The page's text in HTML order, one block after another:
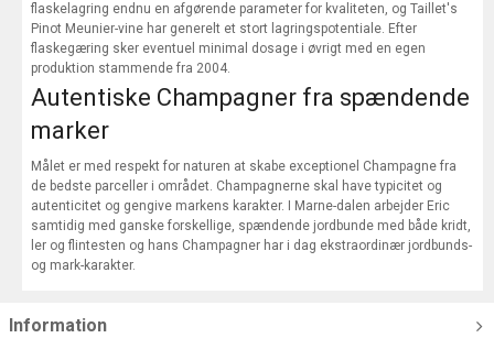
flaskelagring endnu en afgørende parameter for kvaliteten, og Taillet's
Pinot Meunier-vine har generelt et stort lagringspotentiale. Efter
flaskegæring sker eventuel minimal dosage i øvrigt med en egen
produktion stammende fra 2004.
Autentiske Champagner fra spændende
marker
Målet er med respekt for naturen at skabe exceptionel Champagne fra
de bedste parceller i området. Champagnerne skal have typicitet og
autenticitet og gengive markens karakter. I Marne-dalen arbejder Eric
samtidig med ganske forskellige, spændende jordbunde med både kridt,
ler og flintesten og hans Champagner har i dag ekstraordinær jordbunds-
og mark-karakter.
Information